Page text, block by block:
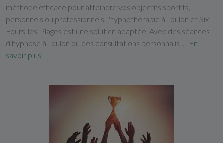
méthode efficace pour atteindre vos objectifs sportifs,
personnels ou professionnels, l'hypnothérapie à Toulon et Six-
Fours-les-Plages est une solution adaptée. Avec des séances
d'hypnose à Toulon ou des consultations personnalis ...
En
savoir plus